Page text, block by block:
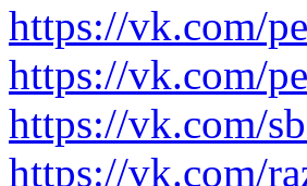
https://vk.com/
https://vk.com/
https://vk.com/
https://vk.com/